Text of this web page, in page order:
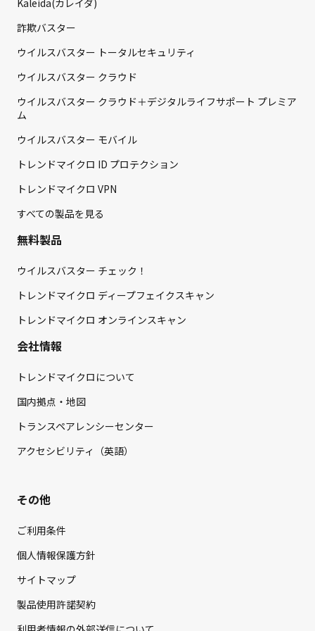
Kaleida(カレイダ)
詐欺バスター
ウイルスバスター トータルセキュリティ
ウイルスバスター クラウド
ウイルスバスター クラウド＋デジタルライフサポート プレミア
ム
ウイルスバスター モバイル
トレンドマイクロ ID プロテクション
トレンドマイクロ VPN
すべての製品を見る
無料製品
ウイルスバスター チェック！
トレンドマイクロ ディープフェイクスキャン
トレンドマイクロ オンラインスキャン
会社情報
トレンドマイクロについて
国内拠点・地図
トランスペアレンシーセンター
アクセシビリティ（英語）
その他
ご利用条件
個人情報保護方針
サイトマップ
製品使用許諾契約